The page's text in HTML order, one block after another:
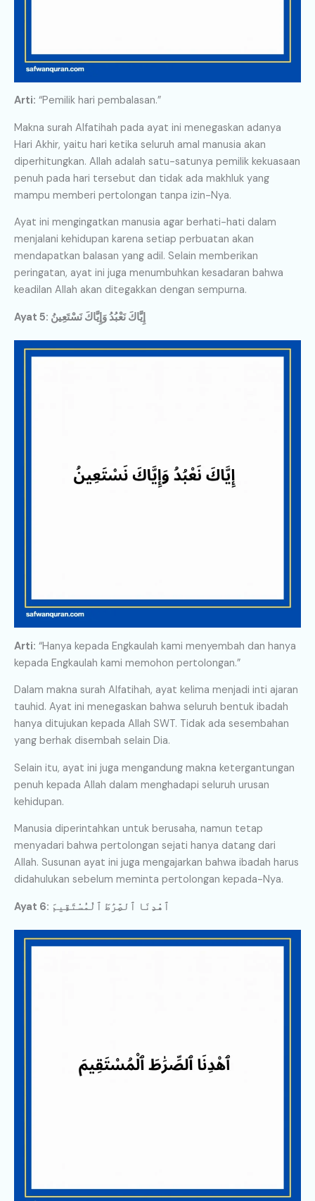
Arti: “Pemilik hari pembalasan.”
Makna surah Alfatihah pada ayat ini menegaskan adanya
Hari Akhir, yaitu hari ketika seluruh amal manusia akan
diperhitungkan. Allah adalah satu-satunya pemilik kekuasaan
penuh pada hari tersebut dan tidak ada makhluk yang
mampu memberi pertolongan tanpa izin-Nya.
Ayat ini mengingatkan manusia agar berhati-hati dalam
menjalani kehidupan karena setiap perbuatan akan
mendapatkan balasan yang adil. Selain memberikan
peringatan, ayat ini juga menumbuhkan kesadaran bahwa
keadilan Allah akan ditegakkan dengan sempurna.
Ayat 5: إِيَّاكَ نَعْبُدُ وَإِيَّاكَ نَسْتَعِينُ
Arti: “Hanya kepada Engkaulah kami menyembah dan hanya
kepada Engkaulah kami memohon pertolongan.”
Dalam makna surah Alfatihah, ayat kelima menjadi inti ajaran
tauhid. Ayat ini menegaskan bahwa seluruh bentuk ibadah
hanya ditujukan kepada Allah SWT. Tidak ada sesembahan
yang berhak disembah selain Dia.
Selain itu, ayat ini juga mengandung makna ketergantungan
penuh kepada Allah dalam menghadapi seluruh urusan
kehidupan.
Manusia diperintahkan untuk berusaha, namun tetap
menyadari bahwa pertolongan sejati hanya datang dari
Allah. Susunan ayat ini juga mengajarkan bahwa ibadah harus
didahulukan sebelum meminta pertolongan kepada-Nya.
Ayat 6: ٱهْدِنَا ٱلصِّرَٰطَ ٱلْمُسْتَقِيمَ